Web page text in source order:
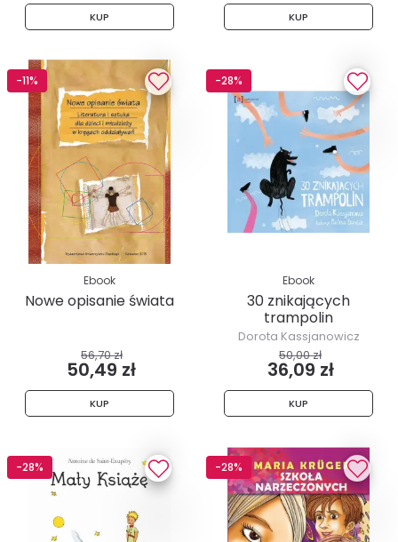
KUP KUP
-11%
Ebook
Nowe opisanie świata
56,70 zł
50,49 zł
KUP
-28%
Ebook
30 znikających
trampolin
Dorota Kassjanowicz
50,00 zł
36,09 zł
KUP
-28% -28%